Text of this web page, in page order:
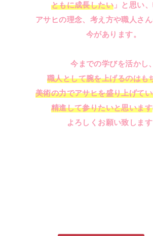
ともに成長したい 」と思い、
アサヒの理念、考え方や職人さ
今があります。
今までの学びを活かし、
職人として腕を上げるのはも
美術の力でアサヒを盛り上げて
精進して参りたいと思います
よろしくお願い致します